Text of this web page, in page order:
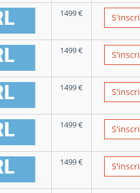
1499€
1499€
1499€
1499€
1499€